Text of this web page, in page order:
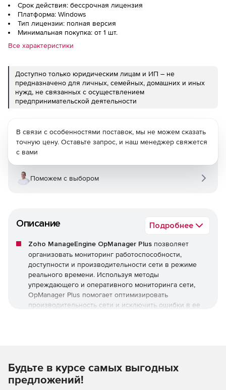
Срок действия: бессрочная лицензия
Платформа: Windows
Тип лицензии: полная версия
Минимальная покупка: от 1 шт.
Все характеристики
Доступно только юридическим лицам и ИП – не
предназначено для личных, семейных, домашних и иных
нужд, не связанных с осуществлением
предпринимательской деятельности
Описание Подробнее
Zoho ManageEngine OpManager Plus позволяет
организовать мониторинг работоспособности,
доступности и производительности сети в режиме
реального времени. Используя методы
упреждающего и оперативного мониторинга сети,
OpManager Plus помогает оптимизировать
производительность сети и исключить ошибки в ее
также их состояния, включая следующее:
Потери пакетов.
В связи с особенностями поставок, мы не можем сказать
точную цену. Оставьте запрос, и наш менеджер свяжется
с вами
Поможем с выбором
Будьте в курсе самых выгодных
предложений!